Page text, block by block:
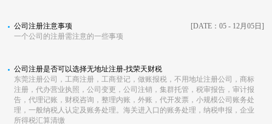
公司注册注意事项
一个公司的注册需注意的一些事项
[DATE：05 - 12月05日]
公司注册是否可以选择无地址注册-找荣天财税
东莞注册公司，工商注册，工商登记，做账报税，不用地址注册公司，商标
注册，代办营业执照，公司变更，公司注销，集群托管，税审报告，审计报
告，代理记账，财税咨询，整理内账，外账，代开发票，小规模公司账务处
理，一般纳税人认定及账务处理。海关进入口的账务处理，纳税申报，企业
所得税汇算清缴